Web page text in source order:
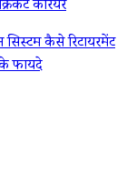
करियर
कैसे रिटायरमेंट
फायदे